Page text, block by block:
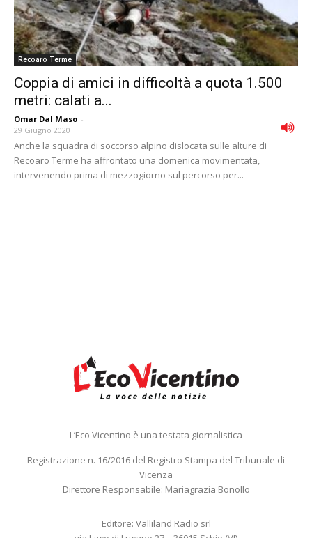
Recoaro Terme
Coppia di amici in difficoltà a quota 1.500
metri: calati a...
Omar Dal Maso -
29 Giugno 2020
Anche la squadra di soccorso alpino dislocata sulle alture di
Recoaro Terme ha affrontato una domenica movimentata,
intervenendo prima di mezzogiorno sul percorso per...
L’Eco Vicentino è una testata giornalistica
Registrazione n. 16/2016 del Registro Stampa del Tribunale di
Vicenza
Direttore Responsabile: Mariagrazia Bonollo
Editore: Valliland Radio srl